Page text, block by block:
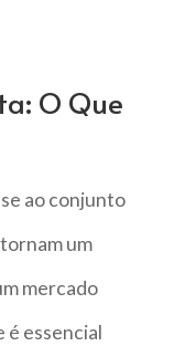
O Que
ao conjunto
um
mercado
é essencial